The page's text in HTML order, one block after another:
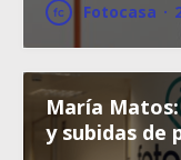
Fotocasa ·
María
y subidas de